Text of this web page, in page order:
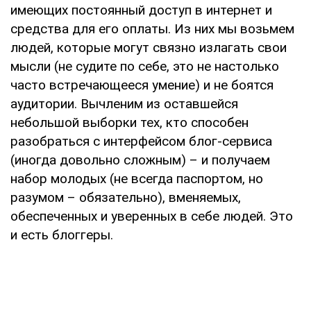
имеющих постоянный доступ в интернет и
средства для его оплаты. Из них мы возьмем
людей, которые могут связно излагать свои
мысли (не судите по себе, это не настолько
часто встречающееся умение) и не боятся
аудитории. Вычленим из оставшейся
небольшой выборки тех, кто способен
разобраться с интерфейсом блог-сервиса
(иногда довольно сложным) – и получаем
набор молодых (не всегда паспортом, но
разумом – обязательно), вменяемых,
обеспеченных и уверенных в себе людей. Это
и есть блоггеры.